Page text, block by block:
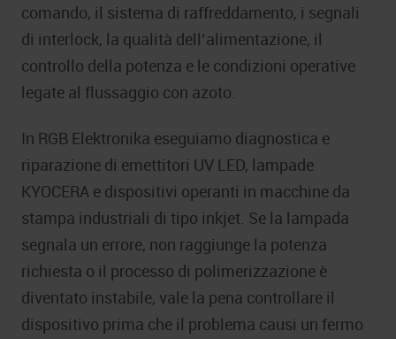
comando, il sistema di raffreddamento, i segnali
di interlock, la qualità dell’alimentazione, il
controllo della potenza e le condizioni operative
legate al flussaggio con azoto.
In RGB Elektronika eseguiamo diagnostica e
riparazione di emettitori UV LED, lampade
KYOCERA e dispositivi operanti in macchine da
stampa industriali di tipo inkjet. Se la lampada
segnala un errore, non raggiunge la potenza
richiesta o il processo di polimerizzazione è
diventato instabile, vale la pena controllare il
dispositivo prima che il problema causi un fermo